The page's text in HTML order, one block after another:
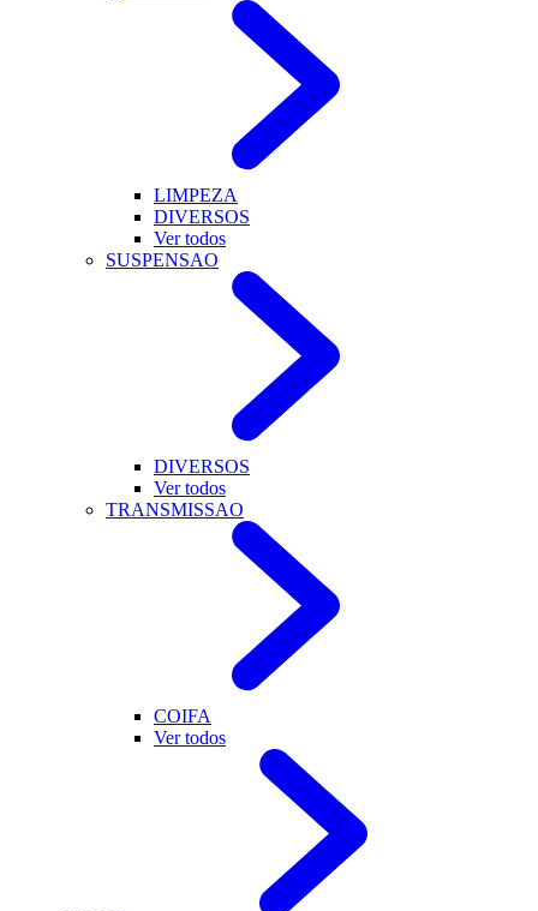
LIMPEZA
DIVERSOS
Ver todos
SUSPENSAO
DIVERSOS
Ver todos
TRANSMISSAO
COIFA
Ver todos